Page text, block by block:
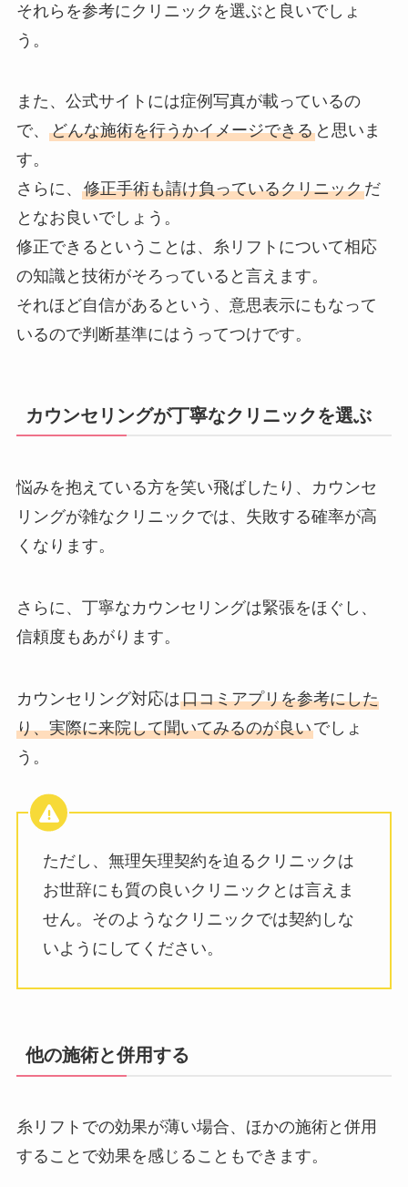
それらを参考にクリニックを選ぶと良いでしょ
う。
また、公式サイトには症例写真が載っているの
で、 どんな施術を行うかイメージできると思いま
す。
さらに、 修正手術も請け負っているクリニックだ
となお良いでしょう。
修正できるということは、糸リフトについて相応
の知識と技術がそろっていると言えます。
それほど自信があるという、意思表示にもなって
いるので判断基準にはうってつけです。
カウンセリングが丁寧なクリニックを選ぶ
悩みを抱えている方を笑い飛ばしたり、カウンセ
リングが雑なクリニックでは、失敗する確率が高
くなります。
さらに、丁寧なカウンセリングは緊張をほぐし、
信頼度もあがります。
カウンセリング対応は口コミアプリを参考にした
り、実際に来院して聞いてみるのが良いでしょ
う。
ただし、無理矢理契約を迫るクリニックは
お世辞にも質の良いクリニックとは言えま
せん。そのようなクリニックでは契約しな
いようにしてください。
他の施術と併用する
糸リフトでの効果が薄い場合、ほかの施術と併用
することで効果を感じることもできます。